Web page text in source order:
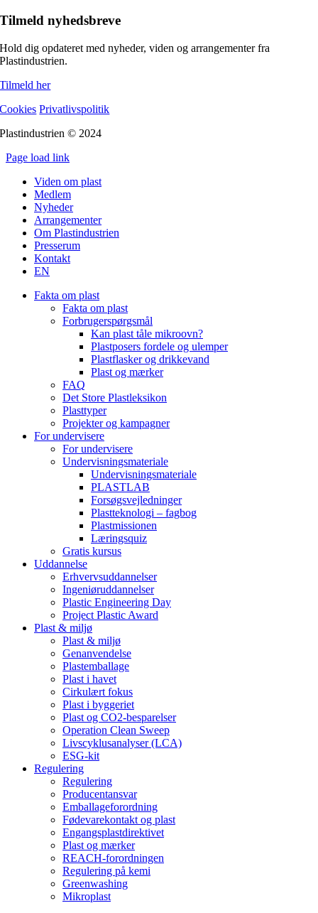
Tilmeld nyhedsbreve
Hold dig opdateret med nyheder, viden og arrangementer fra
Plastindustrien.
Tilmeld her
Cookies Privatlivspolitik
Plastindustrien © 2024
Page load link
Viden om plast
Medlem
Nyheder
Arrangementer
Om Plastindustrien
Presserum
Kontakt
EN
Fakta om plast
Fakta om plast
Forbrugerspørgsmål
Kan plast tåle mikroovn?
Plastposers fordele og ulemper
Plastflasker og drikkevand
Plast og mærker
FAQ
Det Store Plastleksikon
Plasttyper
Projekter og kampagner
For undervisere
For undervisere
Undervisningsmateriale
Undervisningsmateriale
PLASTLAB
Forsøgsvejledninger
Plastteknologi – fagbog
Plastmissionen
Læringsquiz
Gratis kursus
Uddannelse
Erhvervsuddannelser
Ingeniøruddannelser
Plastic Engineering Day
Project Plastic Award
Plast & miljø
Plast & miljø
Genanvendelse
Plastemballage
Plast i havet
Cirkulært fokus
Plast i byggeriet
Plast og CO2-besparelser
Operation Clean Sweep
Livscyklusanalyser (LCA)
ESG-kit
Regulering
Regulering
Producentansvar
Emballageforordning
Fødevarekontakt og plast
Engangsplastdirektivet
Plast og mærker
REACH-forordningen
Regulering på kemi
Greenwashing
Mikroplast